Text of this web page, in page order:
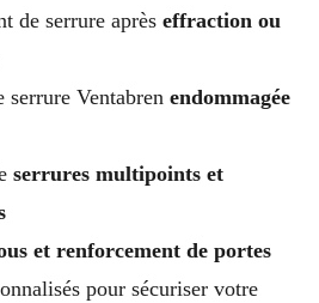
de serrure après effraction ou
serrure Ventabren endommagée
serrures multipoints et
et renforcement de portes
pour sécuriser votre